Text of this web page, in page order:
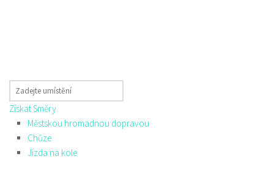
Získat Směry
Městskou hromadnou dopravou
Chůze
Jízda na kole